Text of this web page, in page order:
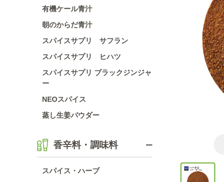
有機ケール青汁
朝のからだ青汁
スパイスサプリ サフラン
スパイスサプリ ヒハツ
スパイスサプリ ブラックジンジャ
ー
NEOスパイス
蒸し生姜パウダー
香辛料・調味料
スパイス・ハーブ